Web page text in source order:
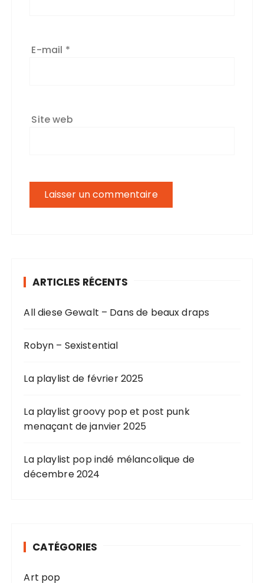
E-mail *
Site web
ARTICLES RÉCENTS
All diese Gewalt – Dans de beaux draps
Robyn – Sexistential
La playlist de février 2025
La playlist groovy pop et post punk
menaçant de janvier 2025
La playlist pop indé mélancolique de
décembre 2024
CATÉGORIES
Art pop